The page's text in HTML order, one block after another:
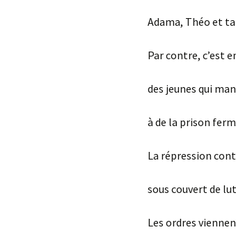
Adama, Théo et
Par contre, c’est
des jeunes qui
à de la prison
La répression
sous couvert de
Les ordres